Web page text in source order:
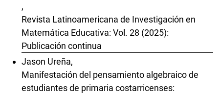
,
Revista Latinoamericana de Investigación en
Matemática Educativa: Vol. 28 (2025):
Publicación continua
Jason Ureña,
Manifestación del pensamiento algebraico de
estudiantes de primaria costarricenses: